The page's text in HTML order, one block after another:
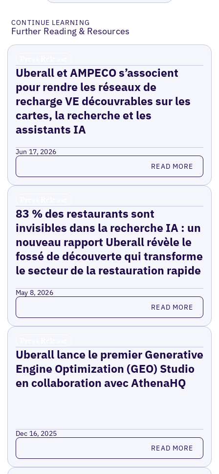
CONTINUE LEARNING
Further Reading & Resources
Uberall et AMPECO s’associent
pour rendre les réseaux de
recharge VE découvrables sur les
cartes, la recherche et les
assistants IA
Jun 17, 2026
Read more READ MORE
83 % des restaurants sont
invisibles dans la recherche IA : un
nouveau rapport Uberall révèle le
fossé de découverte qui transforme
le secteur de la restauration rapide
May 8, 2026
Read more READ MORE
Uberall lance le premier Generative
Engine Optimization (GEO) Studio
en collaboration avec AthenaHQ
Dec 16, 2025
Read more READ MORE